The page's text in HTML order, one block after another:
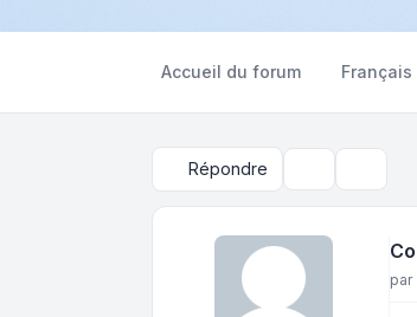
Accueil du forum Français
Répondre
par